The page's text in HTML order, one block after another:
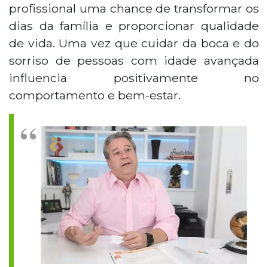
profissional uma chance de transformar os
dias da família e proporcionar qualidade
de vida. Uma vez que cuidar da boca e do
sorriso de pessoas com idade avançada
influencia positivamente no
comportamento e bem-estar.